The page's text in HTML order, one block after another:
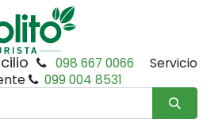
098 667 0066
Servicio
099 004 8531